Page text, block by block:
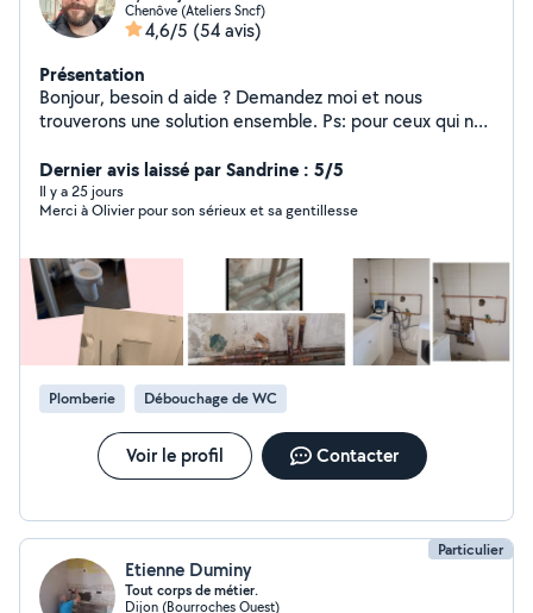
Chenôve (Ateliers Sncf)
4,6/5 (54 avis)
Présentation
Bonjour, besoin d aide ? Demandez moi et nous
trouverons une solution ensemble. Ps: pour ceux qui ne
sur le site je paye mon matériel et je paye l'essence
donc arrêtez de vouloir vos travaux gratuitement.
Dernier avis laissé par Sandrine : 5/5
Il y a 25 jours
Merci à Olivier pour son sérieux et sa gentillesse
Plomberie Débouchage de WC
Voir le profil Contacter
Particulier
Etienne Duminy
Tout corps de métier.
Dijon (Bourroches Ouest)